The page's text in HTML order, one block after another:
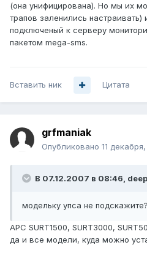
(она унифицирована). Но мы их
трапов заленились настраивать)
подключеный к серверу
пакетом mega-sms.
Вставить ник Цитата
grfmaniak
Опубликовано 11
В 07.12.2007 в 08:46,
модельку упса не подскажите?
APC SURT1500, SURT3000,
да и все модели, куда можно